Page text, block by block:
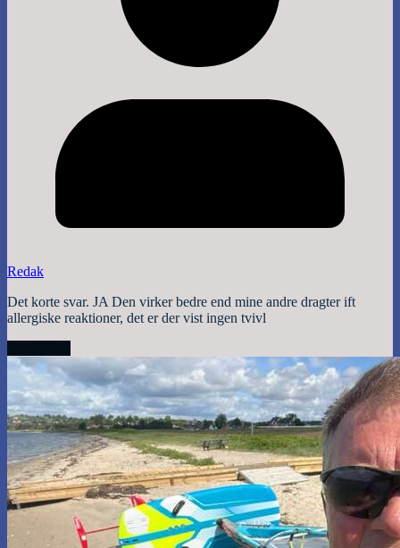
Redak
Det korte svar. JA Den virker bedre end mine andre dragter ift
allergiske reaktioner, det er der vist ingen tvivl